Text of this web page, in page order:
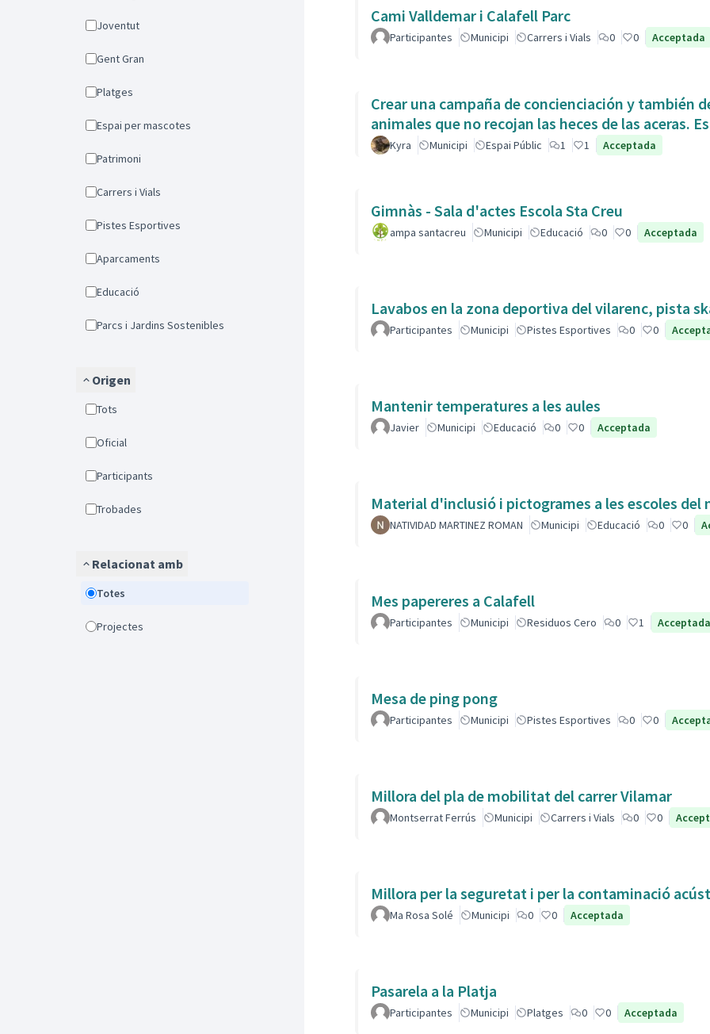
Joventut
Gent Gran
Platges
Espai per mascotes
Patrimoni
Carrers i Vials
Pistes Esportives
Aparcaments
Educació
Parcs i Jardins Sostenibles
Origen
Tots
Oficial
Participants
Trobades
Relacionat amb
Totes
Projectes
Cami Valldemar i Calafell Parc
Participantes Municipi Carrers i Vials 0 0 Acceptada
Crear una campaña de concienciación y también
animales que no recojan las heces de las aceras.
Kyra Municipi Espai Públic 1 1 Acceptada
Gimnàs - Sala d'actes Escola Sta Creu
ampa santacreu Municipi Educació 0 0 Acceptada
Lavabos en la zona deportiva del vilarenc, pista
Participantes Municipi Pistes Esportives 0 0
Mantenir temperatures a les aules
Javier Municipi Educació 0 0 Acceptada
Material d'inclusió i pictogrames a les escoles del
NATIVIDAD MARTINEZ ROMAN Municipi Educació 0 0
Mes papereres a Calafell
Participantes Municipi Residuos Cero 0 1 Acceptada
Mesa de ping pong
Participantes Municipi Pistes Esportives 0 0
Millora del pla de mobilitat del carrer Vilamar
Montserrat Ferrús Municipi Carrers i Vials 0 0
Millora per la seguretat i per la contaminació
Ma Rosa Solé Municipi 0 0 Acceptada
Pasarela a la Platja
Participantes Municipi Platges 0 0 Acceptada